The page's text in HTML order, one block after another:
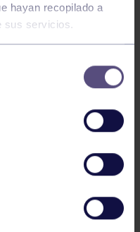
hayan recopilado a
sus servicios.